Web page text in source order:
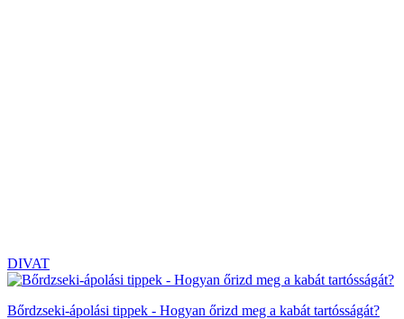
DIVAT
Bőrdzseki-ápolási tippek - Hogyan őrizd meg a kabát tartósságát?